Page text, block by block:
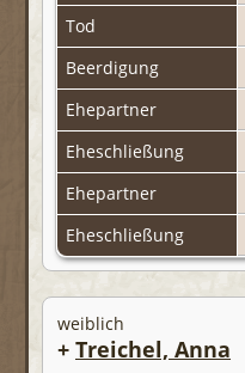
Tod
Beerdigung
Ehepartner
Eheschließung
Ehepartner
Eheschließung
weiblich
+ Treichel, Anna